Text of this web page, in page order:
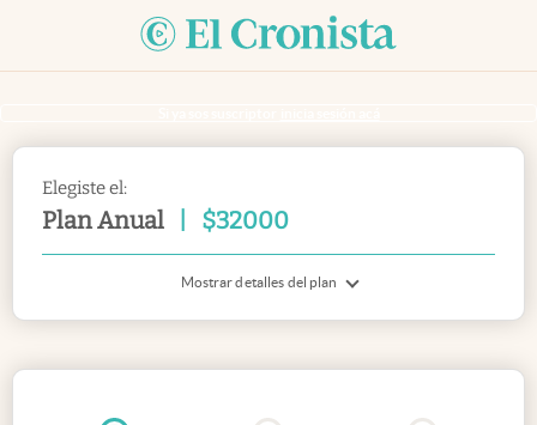
Elegiste el:
Plan Anual $32000
Mostrar detalles del plan